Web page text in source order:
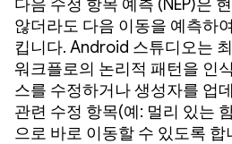
다음 수정 항목 예측 (NEP)은
않더라도 다음 이동을 예측하
킵니다. Android 스튜디오는
워크플로의 논리적 패턴을 인
스를 수정하거나 생성자를 업
관련 수정 항목(예: 멀리 있는
으로 바로 이동할 수 있도록 합